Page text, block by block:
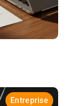
Entreprise